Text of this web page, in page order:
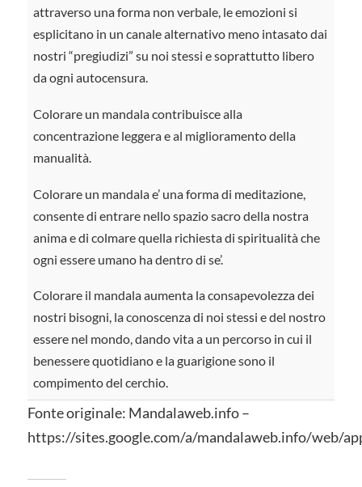
attraverso una forma non verbale, le emozioni si
esplicitano in un canale alternativo meno intasato dai
nostri “pregiudizi” su noi stessi e soprattutto libero
da ogni autocensura.
Colorare un mandala contribuisce alla
concentrazione leggera e al miglioramento della
manualità.
Colorare un mandala e’ una forma di meditazione,
consente di entrare nello spazio sacro della nostra
anima e di colmare quella richiesta di spiritualità che
ogni essere umano ha dentro di se’.
Colorare il mandala aumenta la consapevolezza dei
nostri bisogni, la conoscenza di noi stessi e del nostro
essere nel mondo, dando vita a un percorso in cui il
benessere quotidiano e la guarigione sono il
compimento del cerchio.
Fonte originale: Mandalaweb.info –
https://sites.google.com/a/mandalaweb.info/web/